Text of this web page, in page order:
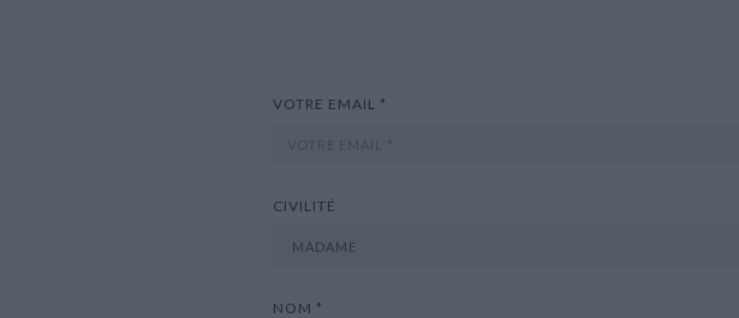
VOTRE EMAIL *
CIVILITÉ
NOM *